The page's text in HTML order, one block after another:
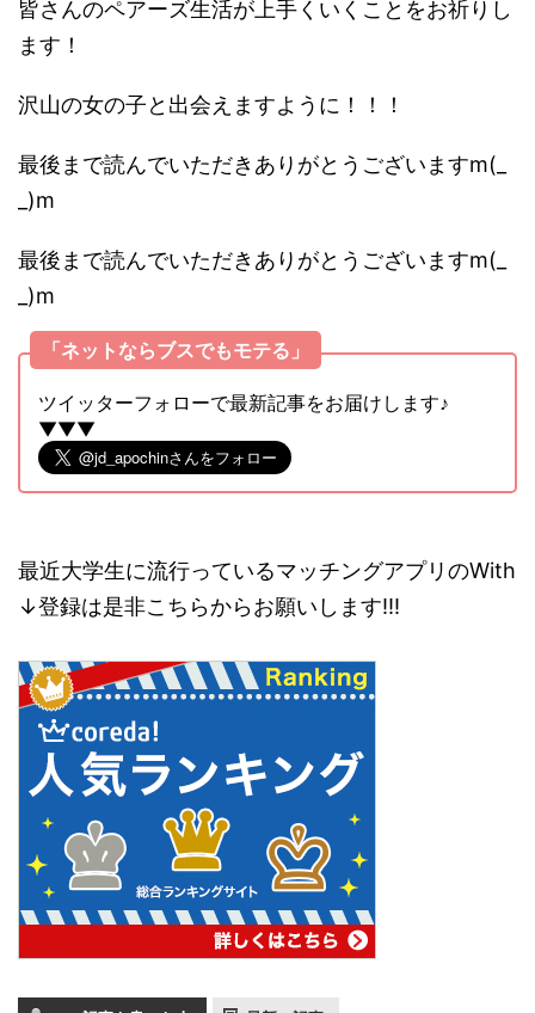
皆さんのペアーズ生活が上手くいくことをお祈りし
ます！
沢山の女の子と出会えますように！！！
最後まで読んでいただきありがとうございますm(_
_)m
最後まで読んでいただきありがとうございますm(_
_)m
「ネットならブスでもモテる」
ツイッターフォローで最新記事をお届けします♪
▼▼▼
最近大学生に流行っているマッチングアプリのWith
↓登録は是非こちらからお願いします!!!